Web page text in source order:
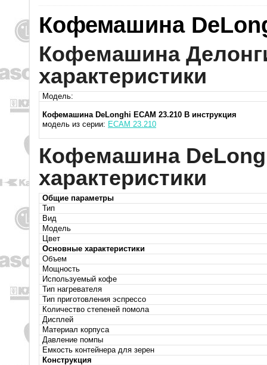
Кофемашина
Кофемашина
характеристики
Модель:
Кофемашина DeLonghi ECAM 23.210 B инструкция
модель из серии: ECAM 23.210
Кофемашина
характеристики
Общие параметры
Тип
Вид
Модель
Цвет
Основные характеристики
Объем
Мощность
Используемый кофе
Тип нагревателя
Тип приготовления эспрессо
Количество степеней помола
Дисплей
Материал корпуса
Давление помпы
Емкость контейнера для зерен
Конструкция